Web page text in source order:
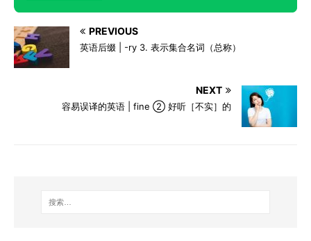
PREVIOUS
英语后缀 | -ry 3. 表示集合名词（总称）
NEXT
容易误译的英语 | fine ② 好听［不实］的